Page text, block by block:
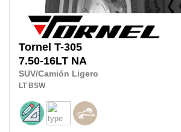
Tornel T-305
7.50-16LT NA
SUV/Camión Ligero
LT BSW